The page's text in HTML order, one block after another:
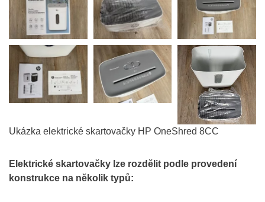
Ukázka elektrické skartovačky HP OneShred 8CC
Elektrické skartovačky lze rozdělit podle provedení
konstrukce na několik typů: